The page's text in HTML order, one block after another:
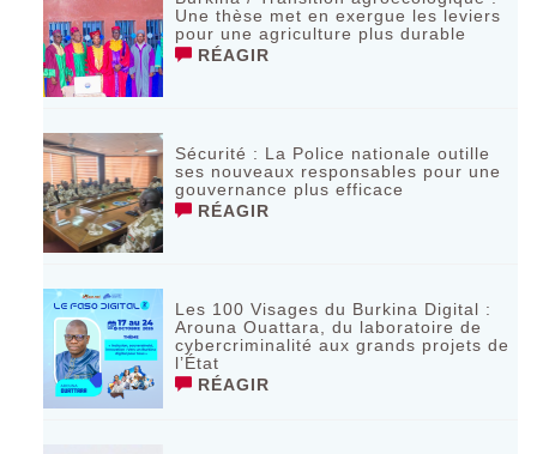
Une thèse met en exergue les leviers
pour une agriculture plus durable
RÉAGIR
Sécurité : La Police nationale outille
ses nouveaux responsables pour une
gouvernance plus efficace
RÉAGIR
Les 100 Visages du Burkina Digital :
Arouna Ouattara, du laboratoire de
cybercriminalité aux grands projets de
l’État
RÉAGIR